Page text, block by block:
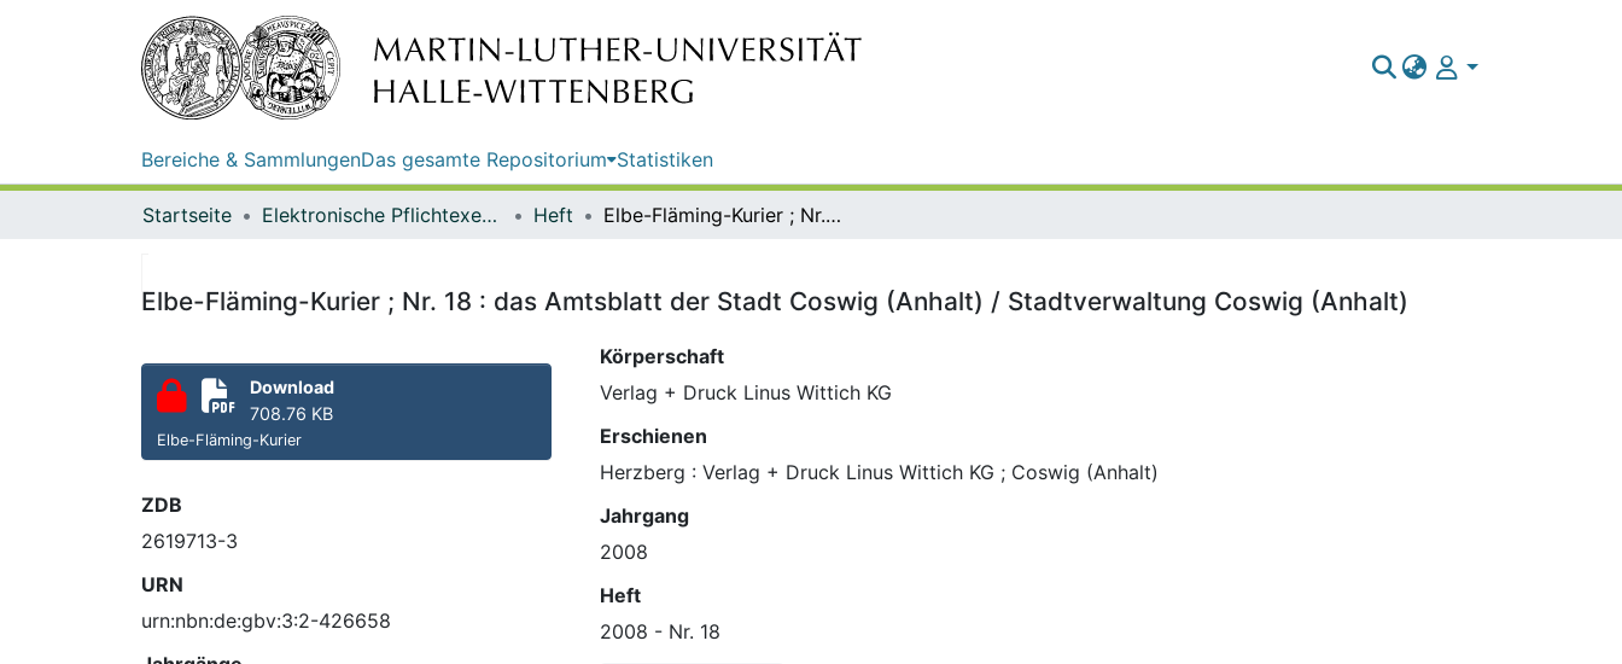
Bereiche & SammlungenDas gesamte Repositorium Statistiken
Startseite Elektronische Pflichtexemplare Heft Elbe-Fläming-Kurier ; Nr. 18 : das Amtsblatt der Stadt Coswig (Anhalt) / Stadtverwaltung Coswig (Anhalt)
Elbe-Fläming-Kurier ; Nr. 18 : das Amtsblatt der Stadt Coswig (Anhalt) / Stadtverwaltung Coswig (Anhalt)
Download
708.76 KB
Elbe-Fläming-Kurier
ZDB
2619713-3
URN
urn:nbn:de:gbv:3:2-426658
Körperschaft
Verlag + Druck Linus Wittich KG
Erschienen
Herzberg : Verlag + Druck Linus Wittich KG ; Coswig (Anhalt)
Jahrgang
2008
Heft
2008 - Nr. 18